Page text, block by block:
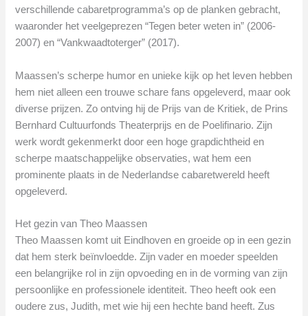
verschillende cabaretprogramma’s op de planken gebracht,
waaronder het veelgeprezen “Tegen beter weten in” (2006-
2007) en “Vankwaadtoterger” (2017).
Maassen’s scherpe humor en unieke kijk op het leven hebben
hem niet alleen een trouwe schare fans opgeleverd, maar ook
diverse prijzen. Zo ontving hij de Prijs van de Kritiek, de Prins
Bernhard Cultuurfonds Theaterprijs en de Poelifinario. Zijn
werk wordt gekenmerkt door een hoge grapdichtheid en
scherpe maatschappelijke observaties, wat hem een
prominente plaats in de Nederlandse cabaretwereld heeft
opgeleverd.
Het gezin van Theo Maassen
Theo Maassen komt uit Eindhoven en groeide op in een gezin
dat hem sterk beïnvloedde. Zijn vader en moeder speelden
een belangrijke rol in zijn opvoeding en in de vorming van zijn
persoonlijke en professionele identiteit. Theo heeft ook een
oudere zus, Judith, met wie hij een hechte band heeft. Zus